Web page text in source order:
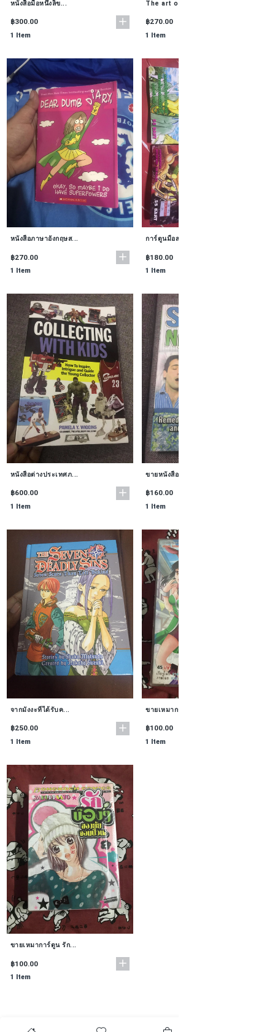
หนังสือมือหนึ่งลิข...
฿300.00
1 Item
The art of convers...
฿270.00
1 Item
หนังสือภาษาอังกฤษส...
฿270.00
1 Item
การ์ตูนมือสองในตำน...
฿180.00
1 Item
หนังสือต่างประเทศภ...
฿600.00
1 Item
ขายหนังสือ Snore n...
฿160.00
1 Item
จากมังงะที่ได้รับค...
฿250.00
1 Item
ขายเหมาการ์ตูน HOS...
฿100.00
1 Item
ขายเหมาการ์ตูน รัก...
฿100.00
1 Item